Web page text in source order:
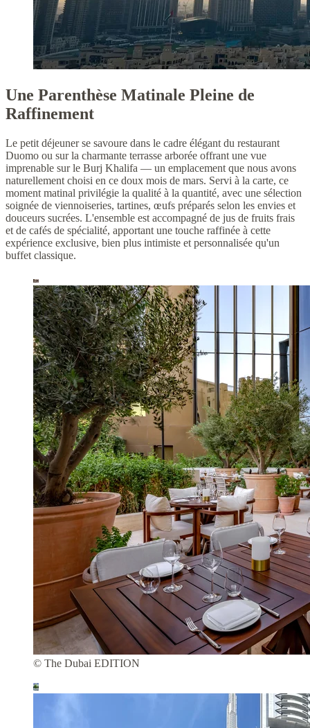
Une Parenthèse Matinale Pleine de
Raffinement
Le petit déjeuner se savoure dans le cadre élégant du restaurant
Duomo ou sur la charmante terrasse arborée offrant une vue
imprenable sur le Burj Khalifa — un emplacement que nous avons
naturellement choisi en ce doux mois de mars. Servi à la carte, ce
moment matinal privilégie la qualité à la quantité, avec une sélection
soignée de viennoiseries, tartines, œufs préparés selon les envies et
douceurs sucrées. L'ensemble est accompagné de jus de fruits frais
et de cafés de spécialité, apportant une touche raffinée à cette
expérience exclusive, bien plus intimiste et personnalisée qu'un
buffet classique.
© The Dubai EDITION